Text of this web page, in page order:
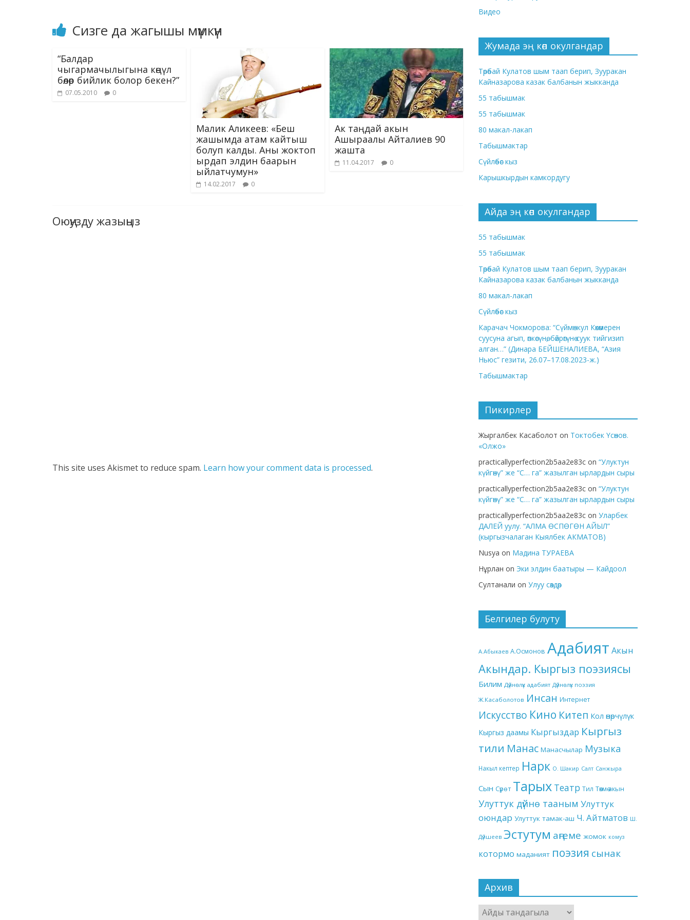
k p
ni
ki
Сизге да жагышы мүмкүн
“Балдар
чыгармачылыгына көңүл
бөлөр бийлик болор бекен?”
07.05.2010 0
Малик Аликеев: «Беш
жашымда атам кайтыш
болуп калды. Аны жоктоп
ырдап элдин баарын
ыйлатчумун»
14.02.2017 0
Ак таңдай акын
Ашыраалы Айталиев 90
жашта
11.04.2017 0
Оюңузду жазыңыз
This site uses Akismet to reduce spam. Learn how your comment data is processed.
Видео
Жумада эң көп окулгандар
Төрөбай Кулатов шым таап берип, Зууракан
Кайназарова казак балбанын жыкканда
55 табышмак
55 табышмак
80 макал-лакап
Табышмактар
Сүйлөбөс кыз
Карышкырдын камкордугу
Айда эң көп окулгандар
55 табышмак
55 табышмак
Төрөбай Кулатов шым таап берип, Зууракан
Кайназарова казак балбанын жыкканда
80 макал-лакап
Сүйлөбөс кыз
Карачач Чокморова: “Сүймөнкул Көкөмерен
суусуна агып, өпкөсүнө, бөйрөгүнө суук тийгизип
алган…” (Динара БЕЙШЕНАЛИЕВА, “Азия
Ньюс” гезити, 26.07–17.08.2023-ж.)
Табышмактар
Пикирлер
Жыргалбек Касаболот on Токтобек Үсөнов.
«Олжо»
practicallyperfection2b5aa2e83c on “Улуктун
күйгөнү” же “С… га” жазылган ырлардын сыры
practicallyperfection2b5aa2e83c on “Улуктун
күйгөнү” же “С… га” жазылган ырлардын сыры
practicallyperfection2b5aa2e83c on Уларбек
ДАЛЕЙ уулу. “АЛМА ӨСПӨГӨН АЙЫЛ”
(кыргызчалаган Кыялбек АКМАТОВ)
Nusya on Мадина ТУРАЕВА
Нұрлан on Эки элдин баатыры — Кайдоол
Султанали on Улуу сөздөр
Белгилер булуту
А.Абыкаев А.Осмонов Адабият Акын
Акындар. Кыргыз поэзиясы
Билим Дүйнөлүк адабият Дүйнөлүк поэзия
Ж.Касаболотов Инсан Интернет
Искусство Кино Китеп Кол өнөрчүлүк
Кыргыз даамы Кыргыздар Кыргыз
тили Манас Манасчылар Музыка
Накыл кептер Нарк О. Шакир Салт Санжыра
Сын Сүрөт Тарых Театр Тил Төкмө акын
Улуттук дүйнө тааным Улуттук
оюндар Улуттук тамак-аш Ч. Айтматов Ш.
Дүйшеев Эстутум аңгеме жомок комуз
котормо маданият поэзия сынак
Архив
Архив